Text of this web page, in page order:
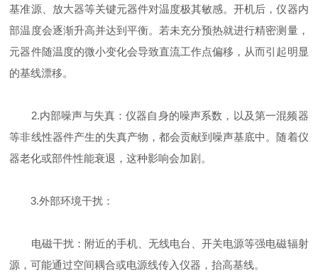
基准源、放大器等关键元器件对温度极其敏感。开机后，仪器内
部温度会逐渐升高并达到平衡。若未充分预热就进行精密测量，
元器件随温度的微小变化会导致直流工作点偏移，从而引起明显
的基线漂移。
2.内部噪声与失真：仪器自身的噪声系数，以及第一混频器
等非线性器件产生的失真产物，都会贡献到噪声基底中。随着仪
器老化或部件性能衰退，这种影响会加剧。
3.外部环境干扰：
电磁干扰：附近的手机、无线电台、开关电源等强电磁辐射
源，可能通过空间耦合或电源线传入仪器，抬高基线。